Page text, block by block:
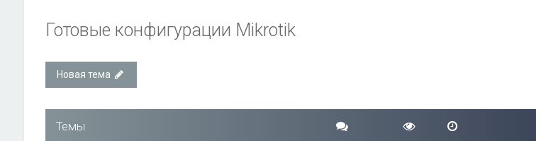
Готовые конфигурации Mikrotik
Новая тема
Темы